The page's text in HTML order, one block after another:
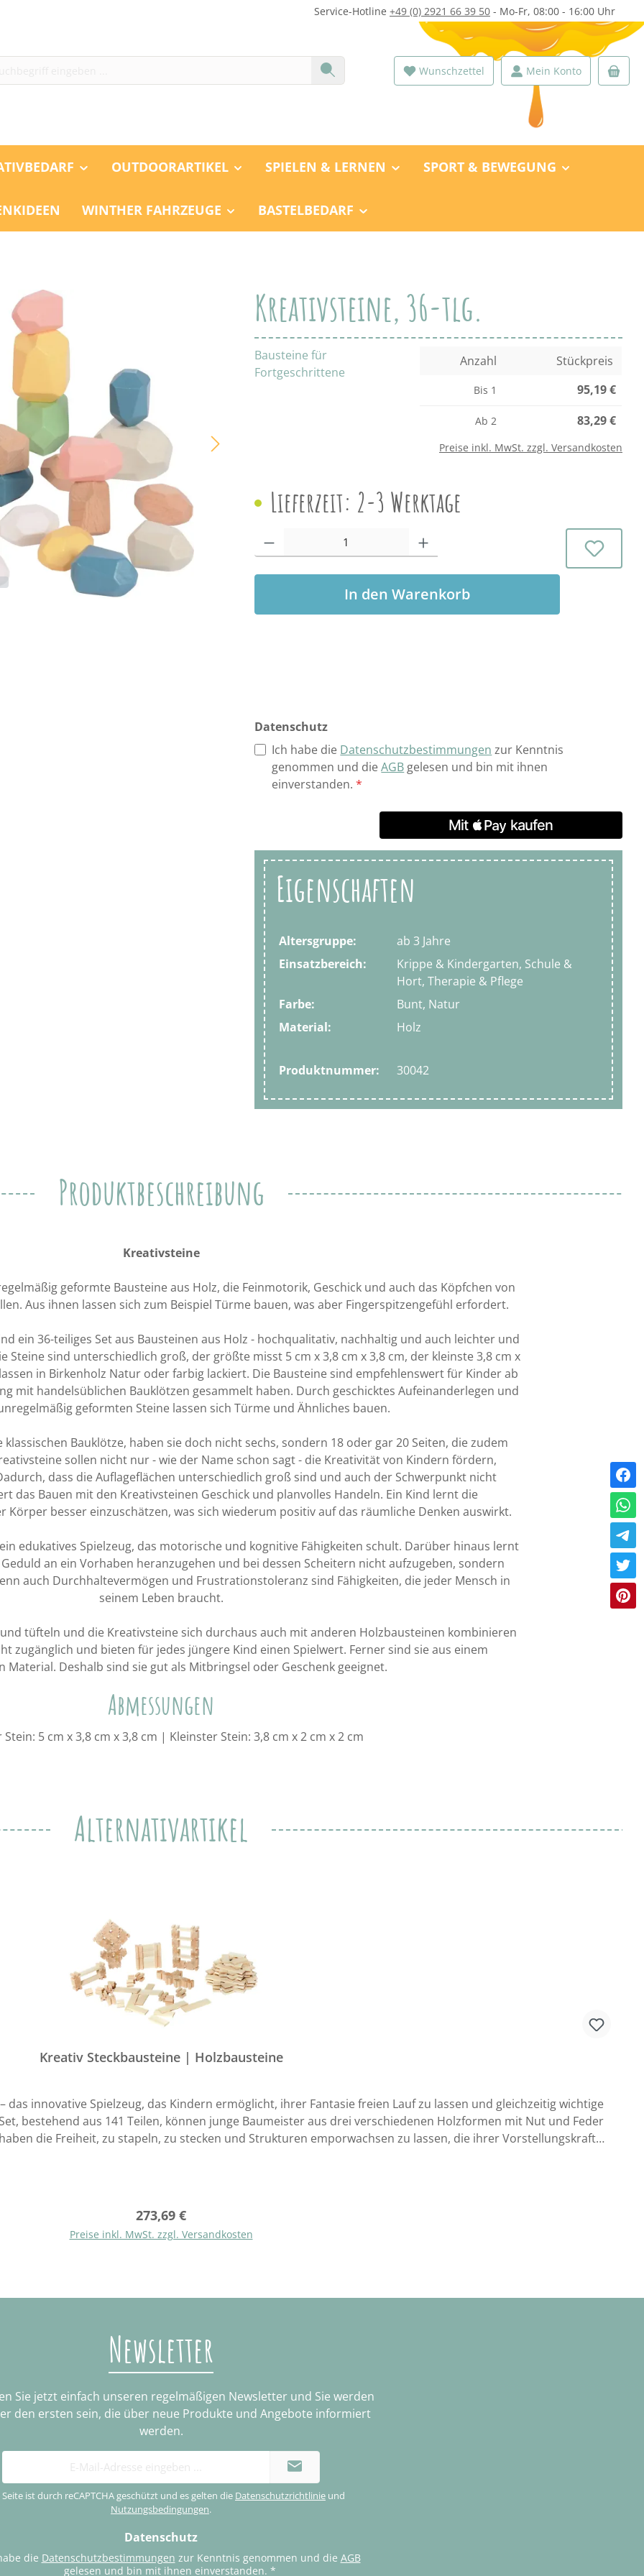
Service-Hotline +49 (0) 2921 66 39 50 - Mo-Fr, 08:00 - 16:00 Uhr
Wunschzettel Mein Konto
OUTDOORARTIKEL SPIELEN & LERNEN SPORT & BEWEGUNG
WINTHER FAHRZEUGE BASTELBEDARF
Kreativsteine, 36-tlg.
Bausteine für
Fortgeschrittene
Anzahl Stückpreis
Bis 1 95,19 €
Ab2 83,29 €
Preise inkl. MwSt. zzgl. Versandkosten
Lieferzeit: 2-3 Werktage
Produkt Anzahl: Gib den gewünschten Wert ein oder benutze die
In den Warenkorb
Datenschutz
Ich habe die Datenschutzbestimmungen zur Kenntnis
genommen und dieAGB gelesen und bin mit ihnen
einverstanden.*
Eigenschaften
Altersgruppe:
ab 3 Jahre
Einsatzbereich:
Krippe & Kindergarten, Schule &
Hort, Therapie & Pflege
Farbe:
Bunt, Natur
Material:
Holz
Produktnummer: 30042
Produktbeschreibung
Kreativsteine
geformte Bausteine aus Holz, die Feinmotorik, Geschick und auch das Köpfchen von
Aus ihnen lassen sich zum Beispiel Türme bauen, was aber Fingerspitzengefühl erfordert.
ein 36-teiliges Set aus Bausteinen aus Holz - hochqualitativ, nachhaltig und auch leichter und
Steine sind unterschiedlich groß, der größte misst 5 cm x 3,8 cm x 3,8 cm, der kleinste 3,8 cm x
in Birkenholz Natur oder farbig lackiert. Die Bausteine sind empfehlenswert für Kinder ab
mit handelsüblichen Bauklötzen gesammelt haben. Durch geschicktes Aufeinanderlegen und
geformten Steine lassen sich Türme und Ähnliches bauen.
Bauklötze, haben sie doch nicht sechs, sondern 18 oder gar 20 Seiten, die zudem
sollen nicht nur - wie der Name schon sagt - die Kreativität von Kindern fördern,
dass die Auflageflächen unterschiedlich groß sind und auch der Schwerpunkt nicht
das Bauen mit den Kreativsteinen Geschick und planvolles Handeln. Ein Kind lernt die
Körper besser einzuschätzen, was sich wiederum positiv auf das räumliche Denken auswirkt.
edukatives Spielzeug, das motorische und kognitive Fähigkeiten schult. Darüber hinaus lernt
an ein Vorhaben heranzugehen und bei dessen Scheitern nicht aufzugeben, sondern
auch Durchhaltevermögen und Frustrationstoleranz sind Fähigkeiten, die jeder Mensch in
seinem Leben braucht.
tüfteln und die Kreativsteine sich durchaus auch mit anderen Holzbausteinen kombinieren
zugänglich und bieten für jedes jüngere Kind einen Spielwert. Ferner sind sie aus einem
Material. Deshalb sind sie gut als Mitbringsel oder Geschenk geeignet.
Abmessungen
5 cm x 3,8 cm x 3,8 cm | Kleinster Stein: 3,8 cm x 2 cm x 2 cm
Alternativartikel
Kreativ Steckbausteine | Holzbausteine
das innovative Spielzeug, das Kindern ermöglicht, ihrer Fantasie freien Lauf zu lassen und gleichzeitig wichtige
bestehend aus 141 Teilen, können junge Baumeister aus drei verschiedenen Holzformen mit Nut und Feder
aus hochwertiger Buche gefertigt, was nicht nur für eine angenehme Haptik sorgt, sondern auch die
spielen. Geeignet für kleine Baumeister ab einem bestimmten Alter, bietet dieses Set endlose Möglichkeiten
Regulärer Preis:
273,69 €
Preise inkl. MwSt. zzgl. Versandkosten
Newsletter
Sie jetzt einfach unseren regelmäßigen Newsletter und Sie werden
den ersten sein, die über neue Produkte und Angebote informiert
werden.
Adresse
*
Seite ist durch reCAPTCHA geschützt und es gelten die Datenschutzrichtlinie und
Nutzungsbedingungen.
Datenschutz
die Datenschutzbestimmungen zur Kenntnis genommen und die AGB
gelesen und bin mit ihnen einverstanden. *